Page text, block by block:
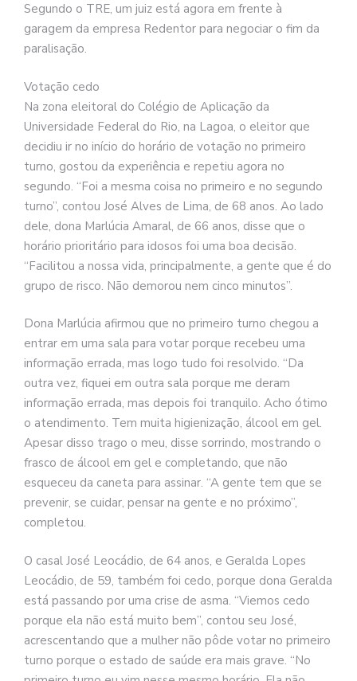
Segundo o TRE, um juiz está agora em frente à
garagem da empresa Redentor para negociar o fim da
paralisação.
Votação cedo
Na zona eleitoral do Colégio de Aplicação da
Universidade Federal do Rio, na Lagoa, o eleitor que
decidiu ir no início do horário de votação no primeiro
turno, gostou da experiência e repetiu agora no
segundo. “Foi a mesma coisa no primeiro e no segundo
turno”, contou José Alves de Lima, de 68 anos. Ao lado
dele, dona Marlúcia Amaral, de 66 anos, disse que o
horário prioritário para idosos foi uma boa decisão.
“Facilitou a nossa vida, principalmente, a gente que é do
grupo de risco. Não demorou nem cinco minutos”.
Dona Marlúcia afirmou que no primeiro turno chegou a
entrar em uma sala para votar porque recebeu uma
informação errada, mas logo tudo foi resolvido. “Da
outra vez, fiquei em outra sala porque me deram
informação errada, mas depois foi tranquilo. Acho ótimo
o atendimento. Tem muita higienização, álcool em gel.
Apesar disso trago o meu, disse sorrindo, mostrando o
frasco de álcool em gel e completando, que não
esqueceu da caneta para assinar. “A gente tem que se
prevenir, se cuidar, pensar na gente e no próximo”,
completou.
O casal José Leocádio, de 64 anos, e Geralda Lopes
Leocádio, de 59, também foi cedo, porque dona Geralda
está passando por uma crise de asma. “Viemos cedo
porque ela não está muito bem”, contou seu José,
acrescentando que a mulher não pôde votar no primeiro
turno porque o estado de saúde era mais grave. “No